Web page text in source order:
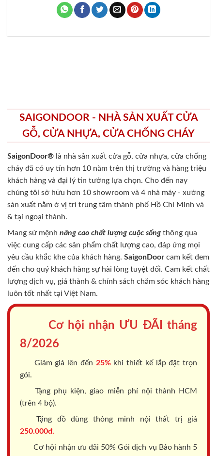
SAIGONDOOR - NHÀ SẢN XUẤT CỬA
GỖ, CỬA NHỰA, CỬA CHỐNG CHÁY
SaigonDoor® là nhà sản xuất cửa gỗ, cửa nhựa, cửa chống
cháy đã có uy tín hơn 10 năm trên thị trường và hàng triệu
khách hàng và đại lý tin tưởng lựa chọn. Cho đến nay
chúng tôi sở hữu hơn 10 showroom và 4 nhà máy - xưởng
sản xuất nằm ở vị trí trung tâm thành phố Hồ Chí Minh và
& tại ngoại thành.
Mang sứ mệnh nâng cao chất lượng cuộc sốngthông qua
việc cung cấp các sản phẩm chất lượng cao, đáp ứng mọi
yêu cầu khắc khe của khách hàng. SaigonDoor cam kết đem
đến cho quý khách hàng sự hài lòng tuyệt đối. Cam kết chất
lượng dịch vụ, giá thành & chính sách chăm sóc khách hàng
luôn tốt nhất tại Việt Nam.
Cơ hội nhận ƯU ĐÃI tháng
8/2026
Giảm giá lên đến 25%khi thiết kế lắp đặt trọn
gói.
Tặng phụ kiện, giao miễn phí nội thành HCM
(trên 4 bộ).
Tặng đồ dùng thông minh nội thất trị giá
250.000đ.
Cơ hội nhận ưu đãi 50% Gói dịch vụ Bảo hành 5